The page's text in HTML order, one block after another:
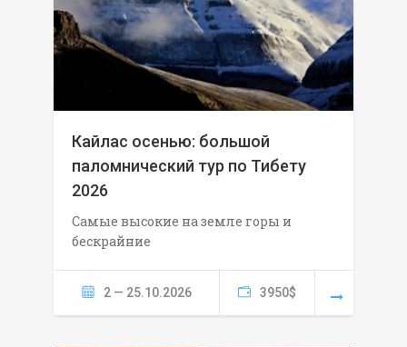
Кайлас осенью: большой
паломнический тур по Тибету
2026
Самые высокие на земле горы и
бескрайние
2 — 25.10.2026 3950$